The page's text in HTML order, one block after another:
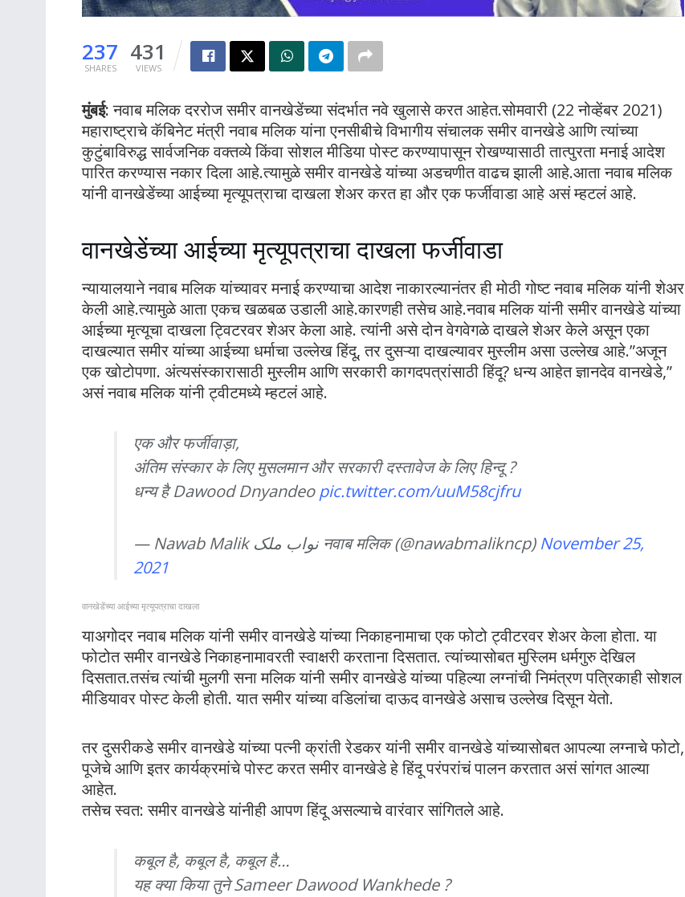
237
SHARES
431
VIEWS
मुंबई:नवाब मलिक दररोज समीर वानखेडेंच्या संदर्भात नवे खुलासे करत आहेत.सोमवारी (22 नोव्हेंबर 2021)
महाराष्ट्राचे कॅबिनेट मंत्री नवाब मलिक यांना एनसीबीचे विभागीय संचालक समीर वानखेडे आणि त्यांच्या
कुटुंबाविरुद्ध सार्वजनिक वक्तव्ये किंवा सोशल मीडिया पोस्ट करण्यापासून रोखण्यासाठी तात्पुरता मनाई आदेश
पारित करण्यास नकार दिला आहे.त्यामुळे समीर वानखेडे यांच्या अडचणीत वाढच झाली आहे.आता नवाब मलिक
यांनी वानखेडेंच्या आईच्या मृत्यूपत्राचा दाखला शेअर करत हा और एक फर्जीवाडा आहे असं म्हटलं आहे.
वानखेडेंच्या आईच्या मृत्यूपत्राचा दाखला फर्जीवाडा
न्यायालयाने नवाब मलिक यांच्यावर मनाई करण्याचा आदेश नाकारल्यानंतर ही मोठी गोष्ट नवाब मलिक यांनी शेअर
केली आहे.त्यामुळे आता एकच खळबळ उडाली आहे.कारणही तसेच आहे.नवाब मलिक यांनी समीर वानखेडे यांच्या
आईच्या मृत्यूचा दाखला ट्विटरवर शेअर केला आहे. त्यांनी असे दोन वेगवेगळे दाखले शेअर केले असून एका
दाखल्यात समीर यांच्या आईच्या धर्माचा उल्लेख हिंदू, तर दुसऱ्या दाखल्यावर मुस्लीम असा उल्लेख आहे.”अजून
एक खोटोपणा. अंत्यसंस्कारासाठी मुस्लीम आणि सरकारी कागदपत्रांसाठी हिंदू? धन्य आहेत ज्ञानदेव वानखेडे,”
असं नवाब मलिक यांनी ट्वीटमध्ये म्हटलं आहे.
एक और फर्जीवाड़ा,
अंतिम संस्कार के लिए मुसलमान और सरकारी दस्तावेज के लिए हिन्दू ?
धन्य है Dawood Dnyandeopic.twitter.com/uuM58cjfru
— Nawab Malik نواب ملک नवाब मलिक (@nawabmalikncp) November 25,
2021
वानखेडेंच्या आईच्या मृत्यूपत्राचा दाखला
याअगोदर नवाब मलिक यांनी समीर वानखेडे यांच्या निकाहनामाचा एक फोटो ट्वीटरवर शेअर केला होता. या
फोटोत समीर वानखेडे निकाहनामावरती स्वाक्षरी करताना दिसतात. त्यांच्यासोबत मुस्लिम धर्मगुरु देखिल
दिसतात.तसंच त्यांची मुलगी सना मलिक यांनी समीर वानखेडे यांच्या पहिल्या लग्नांची निमंत्रण पत्रिकाही सोशल
मीडियावर पोस्ट केली होती. यात समीर यांच्या वडिलांचा दाऊद वानखेडे असाच उल्लेख दिसून येतो.
तर दुसरीकडे समीर वानखेडे यांच्या पत्नी क्रांती रेडकर यांनी समीर वानखेडे यांच्यासोबत आपल्या लग्नाचे फोटो,
पूजेचे आणि इतर कार्यक्रमांचे पोस्ट करत समीर वानखेडे हे हिंदू परंपरांचं पालन करतात असं सांगत आल्या
आहेत.
तसेच स्वत: समीर वानखेडे यांनीही आपण हिंदू असल्याचे वारंवार सांगितले आहे.
कबूल है, कबूल है, कबूल है…
यह क्या किया तुने Sameer Dawood Wankhede ?